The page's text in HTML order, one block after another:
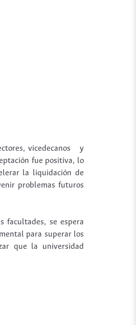
vicedecanos y
fue positiva, lo
la liquidación de
problemas futuros
facultades, se espera
para superar los
que la universidad